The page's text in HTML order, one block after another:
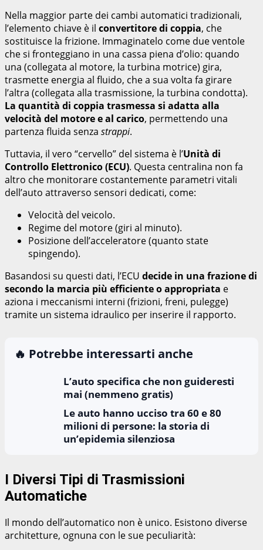
Nella maggior parte dei cambi automatici tradizionali,
l’elemento chiave è il convertitore di coppia, che
sostituisce la frizione. Immaginatelo come due ventole
che si fronteggiano in una cassa piena d’olio: quando
una (collegata al motore, la turbina motrice) gira,
trasmette energia al fluido, che a sua volta fa girare
l’altra (collegata alla trasmissione, la turbina condotta).
La quantità di coppia trasmessa si adatta alla
velocità del motore e al carico, permettendo una
partenza fluida senza strappi.
Tuttavia, il vero “cervello” del sistema è l’Unità di
Controllo Elettronico (ECU). Questa centralina non fa
altro che monitorare costantemente parametri vitali
dell’auto attraverso sensori dedicati, come:
Velocità del veicolo.
Regime del motore (giri al minuto).
Posizione dell’acceleratore (quanto state
spingendo).
Basandosi su questi dati, l’ECU decide in una frazione di
secondo la marcia più efficiente o appropriata e
aziona i meccanismi interni (frizioni, freni, pulegge)
tramite un sistema idraulico per inserire il rapporto.
🔥 Potrebbe interessarti anche
L’auto specifica che non guideresti
mai (nemmeno gratis)
Le auto hanno ucciso tra 60 e 80
milioni di persone: la storia di
un’epidemia silenziosa
I Diversi Tipi di Trasmissioni
Automatiche
Il mondo dell’automatico non è unico. Esistono diverse
architetture, ognuna con le sue peculiarità: